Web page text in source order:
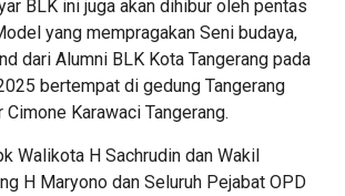
BLK ini juga akan dihibur oleh pentas
yang mempragakan Seni budaya,
dari Alumni BLK Kota Tangerang pada
bertempat di gedung Tangerang
Karawaci Tangerang.
Walikota H Sachrudin dan Wakil
H Maryono dan Seluruh Pejabat OPD